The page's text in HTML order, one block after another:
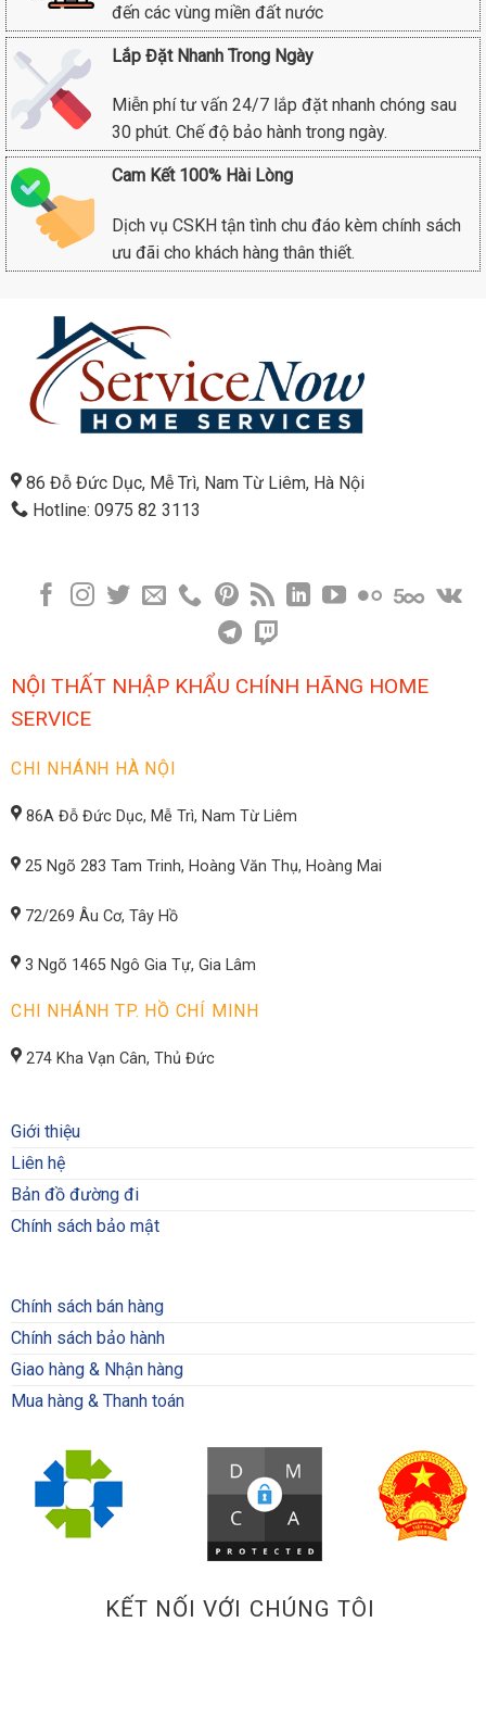
đến các vùng miền đất nước
Lắp Đặt Nhanh Trong Ngày
Miễn phí tư vấn 24/7 lắp đặt nhanh chóng sau
30 phút. Chế độ bảo hành trong ngày.
Cam Kết 100% Hài Lòng
Dịch vụ CSKH tận tình chu đáo kèm chính sách
ưu đãi cho khách hàng thân thiết.
86 Đỗ Đức Dục, Mễ Trì, Nam Từ Liêm, Hà Nội
Hotline: 0975 82 3113
NỘI THẤT NHẬP KHẨU CHÍNH HÃNG HOME
SERVICE
CHI NHÁNH HÀ NỘI
86A Đỗ Đức Dục, Mễ Trì, Nam Từ Liêm
25 Ngõ 283 Tam Trinh, Hoàng Văn Thụ, Hoàng Mai
72/269 Âu Cơ, Tây Hồ
3 Ngõ 1465 Ngô Gia Tự, Gia Lâm
CHI NHÁNH TP. HỒ CHÍ MINH
274 Kha Vạn Cân, Thủ Đức
Giới thiệu
Liên hệ
Bản đồ đường đi
Chính sách bảo mật
Chính sách bán hàng
Chính sách bảo hành
Giao hàng & Nhận hàng
Mua hàng & Thanh toán
KẾT NỐI VỚI CHÚNG TÔI